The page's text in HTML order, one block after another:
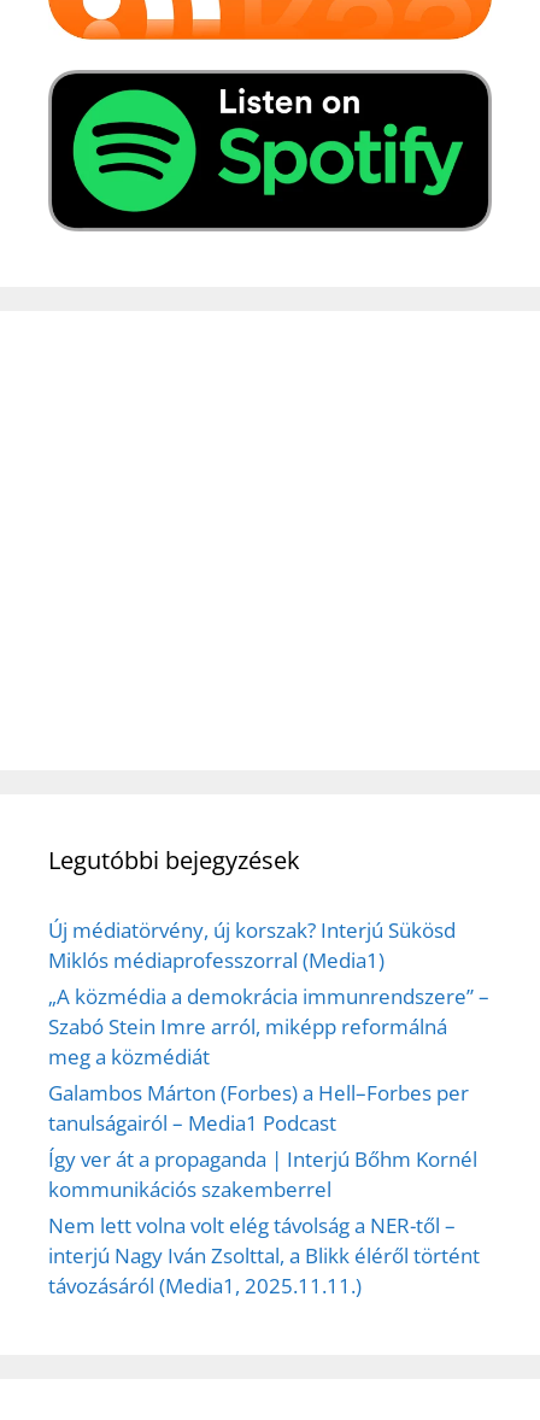
Legutóbbi bejegyzések
Új médiatörvény, új korszak? Interjú Sükösd
Miklós médiaprofesszorral (Media1)
„A közmédia a demokrácia immunrendszere” –
Szabó Stein Imre arról, miképp reformálná
meg a közmédiát
Galambos Márton (Forbes) a Hell–Forbes per
tanulságairól – Media1 Podcast
Így ver át a propaganda | Interjú Bőhm Kornél
kommunikációs szakemberrel
Nem lett volna volt elég távolság a NER-től –
interjú Nagy Iván Zsolttal, a Blikk éléről történt
távozásáról (Media1, 2025.11.11.)